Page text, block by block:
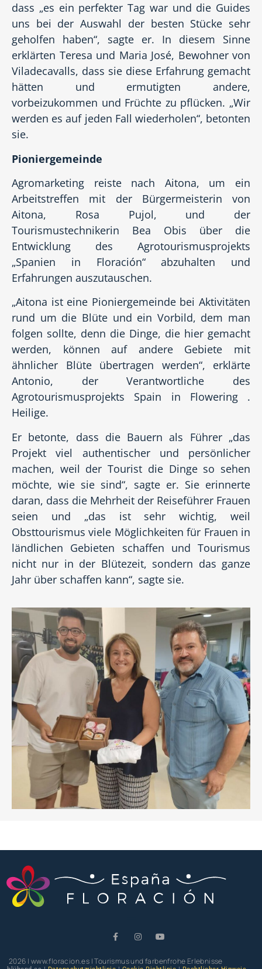
dass „es ein perfekter Tag war und die Guides
uns bei der Auswahl der besten Stücke sehr
geholfen haben“, sagte er. In diesem Sinne
erklärten Teresa und Maria José, Bewohner von
Viladecavalls, dass sie diese Erfahrung gemacht
hätten und ermutigten andere,
vorbeizukommen und Früchte zu pflücken. „Wir
werden es auf jeden Fall wiederholen“, betonten
sie.
Pioniergemeinde
Agromarketing reiste nach Aitona, um ein
Arbeitstreffen mit der Bürgermeisterin von
Aitona, Rosa Pujol, und der
Tourismustechnikerin Bea Obis über die
Entwicklung des Agrotourismusprojekts
„Spanien in Floración“ abzuhalten und
Erfahrungen auszutauschen.
„Aitona ist eine Pioniergemeinde bei Aktivitäten
rund um die Blüte und ein Vorbild, dem man
folgen sollte, denn die Dinge, die hier gemacht
werden, können auf andere Gebiete mit
ähnlicher Blüte übertragen werden“, erklärte
Antonio, der Verantwortliche des
Agrotourismusprojekts Spain in Flowering .
Heilige.
Er betonte, dass die Bauern als Führer „das
Projekt viel authentischer und persönlicher
machen, weil der Tourist die Dinge so sehen
möchte, wie sie sind“, sagte er. Sie erinnerte
daran, dass die Mehrheit der Reiseführer Frauen
seien und „das ist sehr wichtig, weil
Obsttourismus viele Möglichkeiten für Frauen in
ländlichen Gebieten schaffen und Tourismus
nicht nur in der Blütezeit, sondern das ganze
Jahr über schaffen kann“, sagte sie.
2026 | www.floracion.es | Tourismus und farbenfrohe Erlebnisse